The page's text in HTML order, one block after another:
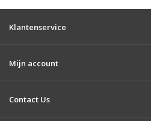
Klantenservice
Mijn account
Contact Us